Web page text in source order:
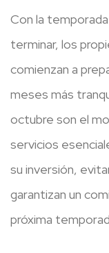
Con la
terminar, los
comienzan a
meses más
octubre son el
servicios
su inversión,
garantizan un
próxima